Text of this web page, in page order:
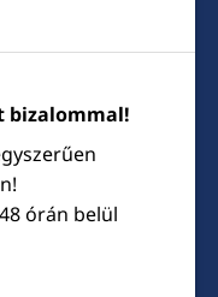
bizalommal!
órán belül